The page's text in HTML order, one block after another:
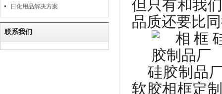
日化用品解决方案
联系我们
但只有和我
品质还要比
硅胶制品
软胶相框定